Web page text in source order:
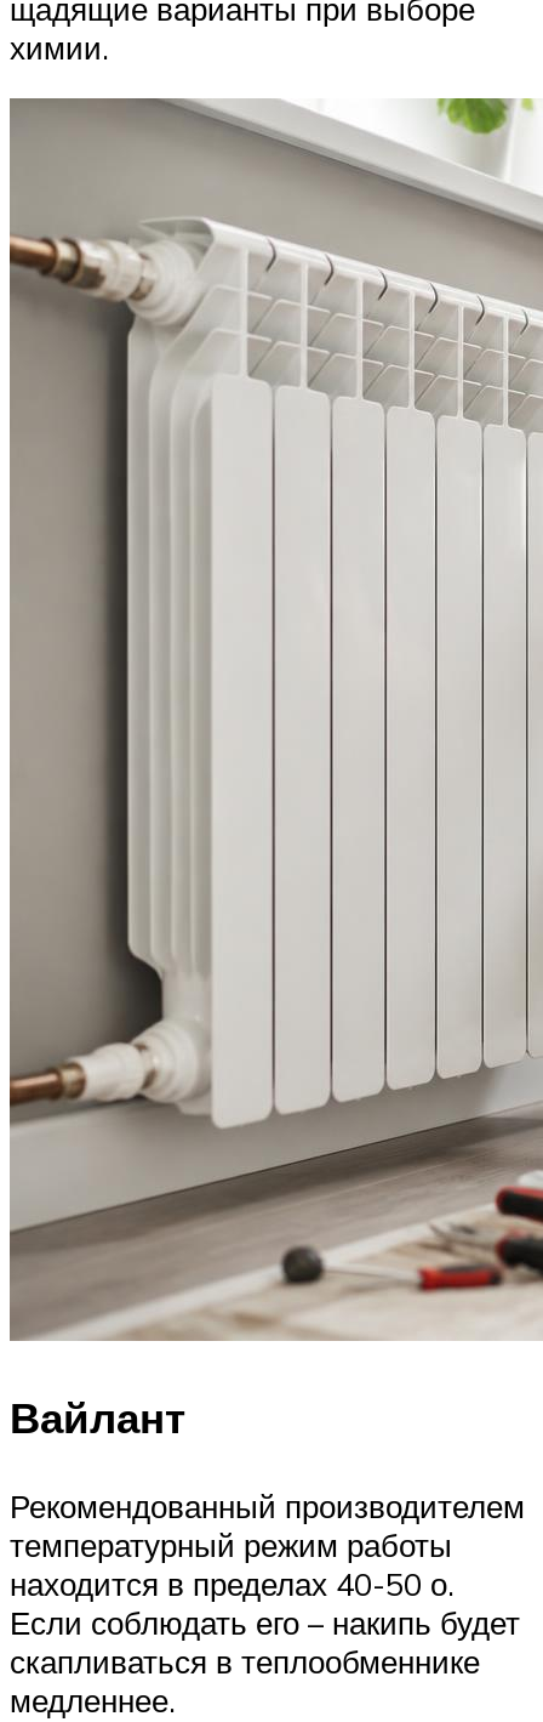
щадящие варианты при выборе
химии.
Вайлант
Рекомендованный производителем
температурный режим работы
находится в пределах 40-50 о.
Если соблюдать его – накипь будет
скапливаться в теплообменнике
медленнее.